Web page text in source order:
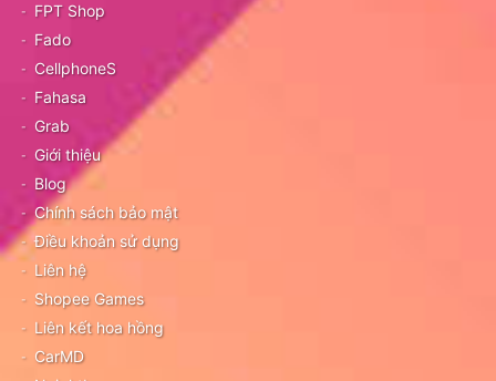
FPT Shop
Fado
CellphoneS
Fahasa
Grab
Giới thiệu
Blog
Chính sách bảo mật
Điều khoản sử dụng
Liên hệ
Shopee Games
Liên kết hoa hồng
CarMD